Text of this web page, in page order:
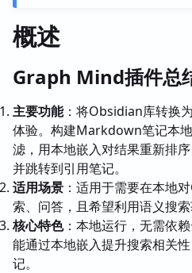
概述
Graph Mind插件总
主要功能：将Obsidian库转换
体验。构建Markdown笔记本
滤，用本地嵌入对结果重新排
并跳转到引用笔记。
适用场景 ：适用于需要在本地
索、问答，且希望利用语义搜索
核心特色：本地运行，无需依
能通过本地嵌入提升搜索相关
记。